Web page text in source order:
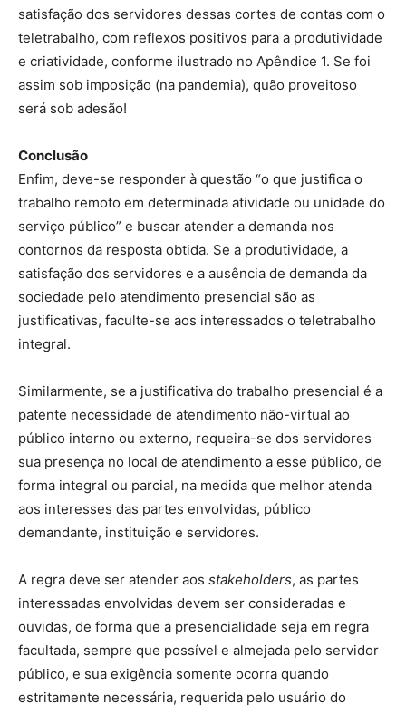
satisfação dos servidores dessas cortes de contas com o
teletrabalho, com reflexos positivos para a produtividade
e criatividade, conforme ilustrado no Apêndice 1. Se foi
assim sob imposição (na pandemia), quão proveitoso
será sob adesão!
Conclusão
Enfim, deve-se responder à questão “o que justifica o
trabalho remoto em determinada atividade ou unidade do
serviço público” e buscar atender a demanda nos
contornos da resposta obtida. Se a produtividade, a
satisfação dos servidores e a ausência de demanda da
sociedade pelo atendimento presencial são as
justificativas, faculte-se aos interessados o teletrabalho
integral.
Similarmente, se a justificativa do trabalho presencial é a
patente necessidade de atendimento não-virtual ao
público interno ou externo, requeira-se dos servidores
sua presença no local de atendimento a esse público, de
forma integral ou parcial, na medida que melhor atenda
aos interesses das partes envolvidas, público
demandante, instituição e servidores.
A regra deve ser atender aos stakeholders, as partes
interessadas envolvidas devem ser consideradas e
ouvidas, de forma que a presencialidade seja em regra
facultada, sempre que possível e almejada pelo servidor
público, e sua exigência somente ocorra quando
estritamente necessária, requerida pelo usuário do